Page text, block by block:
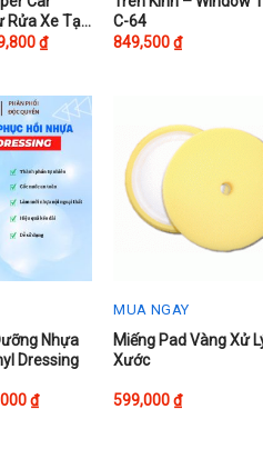
Rửa Xe Tại
₫
C-64
849,500₫
Nhựa
Dressing
₫
MUA NGAY
Miếng Pad Vàng Xử
Xước
599,000₫